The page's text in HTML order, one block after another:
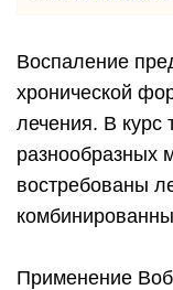
Воспаление
хронической
лечения. В курс
разнообразных
востребованы
Применение